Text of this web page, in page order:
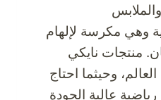
وهي مكرسة لإلهام
منتجات نايكي
وحيثما احتاج
عالية الجودة